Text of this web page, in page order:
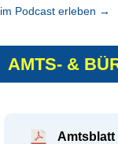
im Podcast erleben →
AMTS- &
Amtsblatt